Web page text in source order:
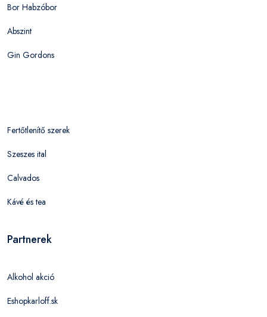
Bor Habzóbor
Abszint
Gin Gordons
Fertőtlenítő szerek
Szeszes ital
Calvados
Kávé és tea
Partnerek
Alkohol akció
Eshopkarloff.sk